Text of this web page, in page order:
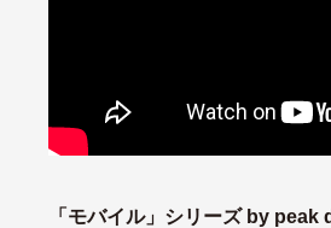
「モバイル」シリーズ by peak